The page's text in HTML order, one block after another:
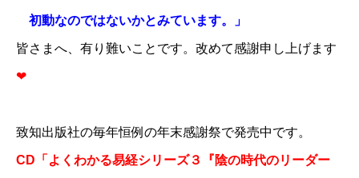
初動なのではないかとみています。」
皆さまへ、有り難いことです。改めて感謝申し上げます
❤
致知出版社の毎年恒例の年末感謝祭で発売中です。
CD「よくわかる易経シリーズ３『陰の時代のリーダー